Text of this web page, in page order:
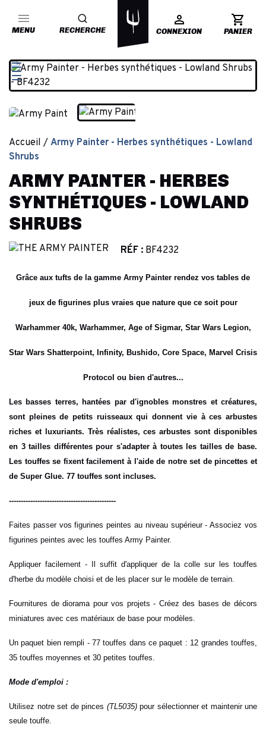
MENU RECHERCHE CONNEXION PANIER
Accueil
Army Painter - Herbes synthétiques - Lowland
Shrubs
ARMY PAINTER - HERBES
SYNTHÉTIQUES - LOWLAND
SHRUBS
RÉF : BF4232
Grâce aux tufts de la gamme Army Painter rendez vos tables de
jeux de figurines plus vraies que nature que ce soit pour
Warhammer 40k, Warhammer, Age of Sigmar, Star Wars Legion,
Star Wars Shatterpoint, Infinity, Bushido, Core Space, Marvel Crisis
Protocol ou bien d'autres...
Les basses terres, hantées par d'ignobles monstres et créatures,
sont pleines de petits ruisseaux qui donnent vie à ces arbustes
riches et luxuriants. Très réalistes, ces arbustes sont disponibles
en 3 tailles différentes pour s'adapter à toutes les tailles de base.
Les touffes se fixent facilement à l'aide de notre set de pincettes et
de Super Glue. 77 touffes sont incluses.
---------------------------------------------
Faites passer vos figurines peintes au niveau supérieur - Associez vos
figurines peintes avec les touffes Army Painter.
Appliquer facilement - Il suffit d'appliquer de la colle sur les touffes
d'herbe du modèle choisi et de les placer sur le modèle de terrain.
Fournitures de diorama pour vos projets - Créez des bases de décors
miniatures avec ces matériaux de base pour modèles.
Un paquet bien rempli - 77 touffes dans ce paquet : 12 grandes touffes,
35 touffes moyennes et 30 petites touffes.
Mode d'emploi :
Utilisez notre set de pinces (TL5035) pour sélectionner et maintenir une
seule touffe.